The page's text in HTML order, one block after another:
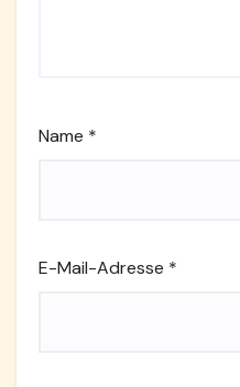
Name *
E-Mail-Adresse *